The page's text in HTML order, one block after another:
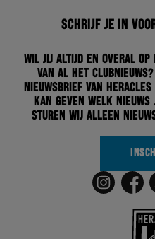
Schrijf je in
Wil jij altijd en overal op
van al het
nieuwsbrief van
kan geven welk
sturen wij alleen